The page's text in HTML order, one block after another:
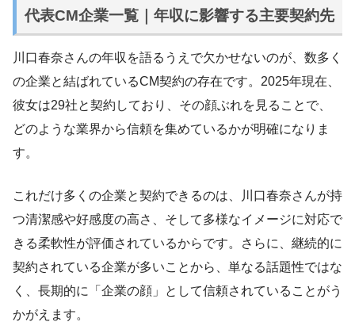
代表CM企業一覧｜年収に影響する主要契約先
川口春奈さんの年収を語るうえで欠かせないのが、数多く
の企業と結ばれているCM契約の存在です。2025年現在、
彼女は29社と契約しており、その顔ぶれを見ることで、
どのような業界から信頼を集めているかが明確になりま
す。
これだけ多くの企業と契約できるのは、川口春奈さんが持
つ清潔感や好感度の高さ、そして多様なイメージに対応で
きる柔軟性が評価されているからです。さらに、継続的に
契約されている企業が多いことから、単なる話題性ではな
く、長期的に「企業の顔」として信頼されていることがう
かがえます。